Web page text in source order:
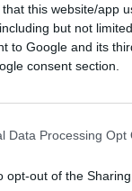
that this website/app
but not
to Google and its
consent section.
Data Processing Opt
opt-out of the
una
nella fiducia,
di
volume e
istituzionali,
giornata
arrivare
che formale,